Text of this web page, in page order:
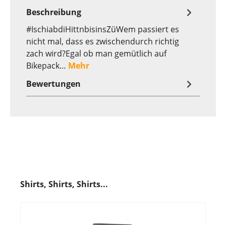
Beschreibung
#IschiabdiHittnbisinsZüWem passiert es
nicht mal, dass es zwischendurch richtig
zach wird?Egal ob man gemütlich auf
Bikepack… Mehr
Bewertungen
Shirts, Shirts, Shirts...